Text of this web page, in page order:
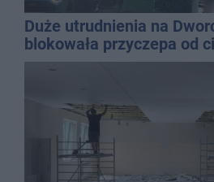
Duże utrudnienia na
blokowała przyczepa od